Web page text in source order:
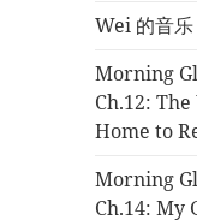
Wei 的音
Morning
Ch.12:
Home to
Morning
Ch.14: My